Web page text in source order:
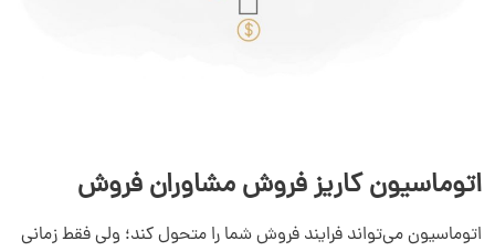
اتوماسیون کاریز فروش مشاوران فروش
اتوماسیون می‌تواند فرایند فروش شما را متحول کند؛ ولی فقط زمانی